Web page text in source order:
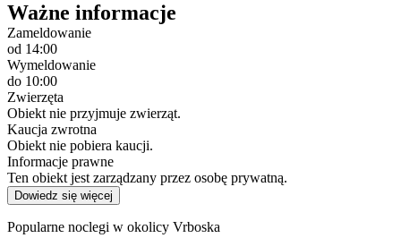
Ważne informacje
Zameldowanie
od 14:00
Wymeldowanie
do 10:00
Zwierzęta
Obiekt nie przyjmuje zwierząt.
Kaucja zwrotna
Obiekt nie pobiera kaucji.
Informacje prawne
Ten obiekt jest zarządzany przez osobę prywatną.
Dowiedz się więcej
Popularne noclegi w okolicy Vrboska